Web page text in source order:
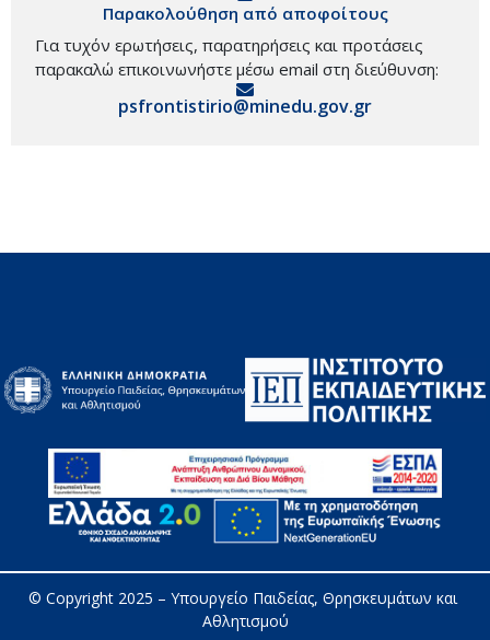
Παρακολούθηση από αποφοίτους
Για τυχόν ερωτήσεις, παρατηρήσεις και προτάσεις
παρακαλώ επικοινωνήστε μέσω email στη διεύθυνση:
psfrontistirio@minedu.gov.gr
© Copyright 2025 – Υπουργείο Παιδείας, Θρησκευμάτων και
Αθλητισμού